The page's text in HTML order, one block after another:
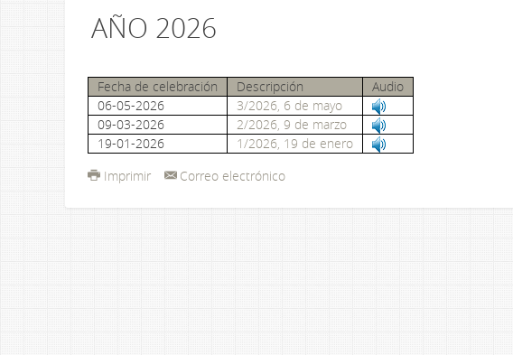
AÑO 2026
Fecha de celebración Descripción
Audio
06-05-2026
3/2026, 6 de mayo
09-03-2026
2/2026, 9 de marzo
19-01-2026
1/2026, 19 de enero
Imprimir
Correo electrónico